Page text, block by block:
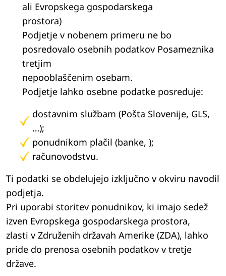
ali Evropskega gospodarskega
prostora)
Podjetje v nobenem primeru ne bo
posredovalo osebnih podatkov Posameznika
tretjim
nepooblaščenim osebam.
Podjetje lahko osebne podatke posreduje:
dostavnim službam (Pošta Slovenije, GLS,
…);
ponudnikom plačil (banke, );
računovodstvu.
Ti podatki se obdelujejo izključno v okviru navodil
podjetja.
Pri uporabi storitev ponudnikov, ki imajo sedež
izven Evropskega gospodarskega prostora,
zlasti v Združenih državah Amerike (ZDA), lahko
pride do prenosa osebnih podatkov v tretje
države.